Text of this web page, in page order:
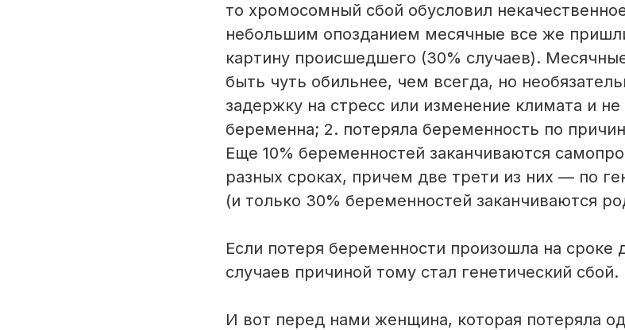
то хромосомный сбой обусловил
небольшим опозданием месячные все же
картину происшедшего (30% случаев).
быть чуть обильнее, чем всегда, но
задержку на стресс или изменение климата и
беременна; 2. потеряла беременность по
Еще 10% беременностей заканчиваются
разных сроках, причем две трети из них — по
(и только 30% беременностей заканчиваются
Если потеря беременности произошла на сроке
случаев причиной тому стал генетический сбой.
И вот перед нами женщина, которая потеряла